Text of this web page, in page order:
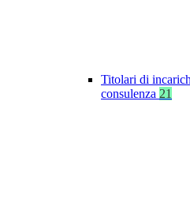
Titolari di
consulenza 21